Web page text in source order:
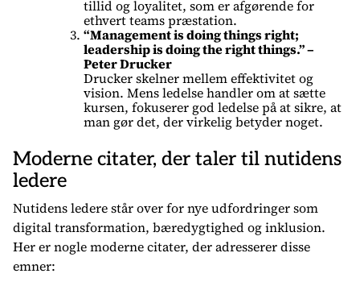
tillid og loyalitet, som er afgørende for
ethvert teams præstation.
“Management is doing things right;
leadership is doing the right things.” –
Peter Drucker
Drucker skelner mellem effektivitet og
vision. Mens ledelse handler om at sætte
kursen, fokuserer god ledelse på at sikre, at
man gør det, der virkelig betyder noget.
Moderne citater, der taler til nutidens
ledere
Nutidens ledere står over for nye udfordringer som
digital transformation, bæredygtighed og inklusion.
Her er nogle moderne citater, der adresserer disse
emner: